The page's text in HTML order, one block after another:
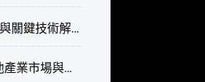
AI機器人產業脈動與關鍵技術解析研討會
2026年儲能鋰電池產業市場與技術發展線上研討會